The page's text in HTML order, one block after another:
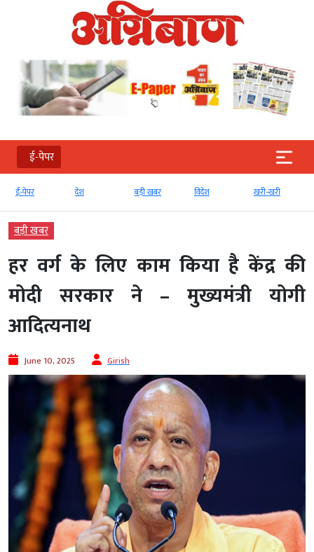
ई-पेपर
पेपर बड़ी खबर खरी-खरी
बड़ी खबर
हर वर्ग के लिए काम किया है केंद्र की
मोदी सरकार ने – मुख्यमंत्री योगी
आदित्यनाथ
June 10, 2025 Girish